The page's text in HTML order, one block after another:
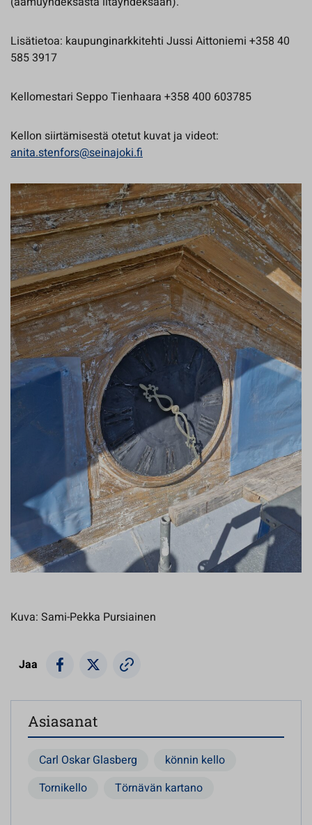
Lisätietoa: kaupunginarkkitehti Jussi Aittoniemi +358 40
585 3917
Kellomestari Seppo Tienhaara +358 400 603785
Kellon siirtämisestä otetut kuvat ja videot:
anita.stenfors@seinajoki.fi
Kuva: Sami-Pekka Pursiainen
Jaa
Asiasanat
Carl Oskar Glasberg
könnin kello
Tornikello
Törnävän kartano